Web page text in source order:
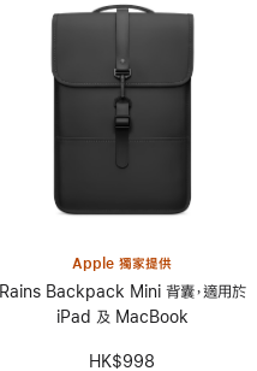
Apple 獨家提供
Rains Backpack Mini 背囊，適用於
iPad 及 MacBook
HK$998